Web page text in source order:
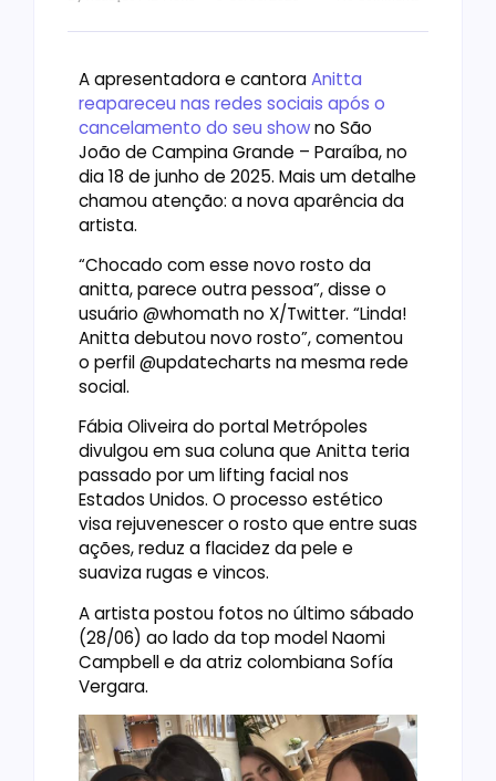
A apresentadora e cantoraAnitta
reapareceu nas redes sociais após o
cancelamento do seu showno São
João de Campina Grande – Paraíba, no
dia 18 de junho de 2025. Mais um detalhe
chamou atenção: a nova aparência da
artista.
“Chocado com esse novo rosto da
anitta, parece outra pessoa”, disse o
usuário @whomath no X/Twitter. “Linda!
Anitta debutou novo rosto”, comentou
o perfil @updatecharts na mesma rede
social.
Fábia Oliveira do portal Metrópoles
divulgou em sua coluna que Anitta teria
passado por um lifting facial nos
Estados Unidos. O processo estético
visa rejuvenescer o rosto que entre suas
ações, reduz a flacidez da pele e
suaviza rugas e vincos.
A artista postou fotos no último sábado
(28/06) ao lado da top model Naomi
Campbell e da atriz colombiana Sofía
Vergara.